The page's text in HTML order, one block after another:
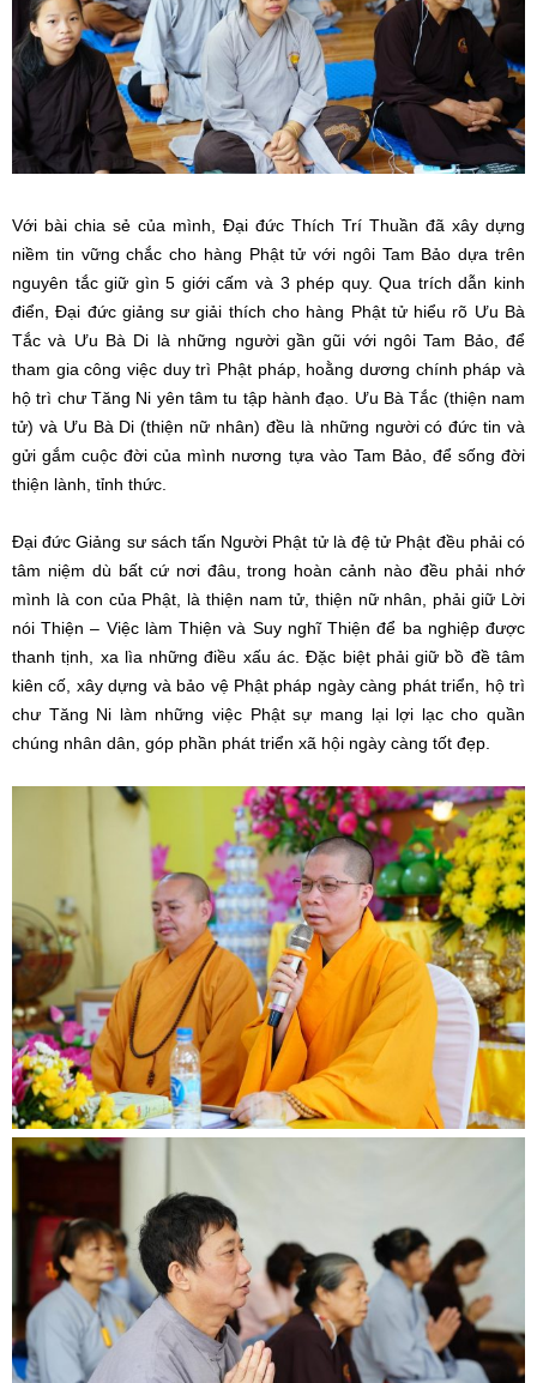
Với bài chia sẻ của mình, Đại đức Thích Trí Thuần đã xây dựng
niềm tin vững chắc cho hàng Phật tử với ngôi Tam Bảo dựa trên
nguyên tắc giữ gìn 5 giới cấm và 3 phép quy. Qua trích dẫn kinh
điển, Đại đức giảng sư giải thích cho hàng Phật tử hiểu rõ Ưu Bà
Tắc và Ưu Bà Di là những người gần gũi với ngôi Tam Bảo, để
tham gia công việc duy trì Phật pháp, hoằng dương chính pháp và
hộ trì chư Tăng Ni yên tâm tu tập hành đạo. Ưu Bà Tắc (thiện nam
tử) và Ưu Bà Di (thiện nữ nhân) đều là những người có đức tin và
gửi gắm cuộc đời của mình nương tựa vào Tam Bảo, để sống đời
thiện lành, tỉnh thức.
Đại đức Giảng sư sách tấn Người Phật tử là đệ tử Phật đều phải có
tâm niệm dù bất cứ nơi đâu, trong hoàn cảnh nào đều phải nhớ
mình là con của Phật, là thiện nam tử, thiện nữ nhân, phải giữ Lời
nói Thiện – Việc làm Thiện và Suy nghĩ Thiện để ba nghiệp được
thanh tịnh, xa lìa những điều xấu ác. Đặc biệt phải giữ bồ đề tâm
kiên cố, xây dựng và bảo vệ Phật pháp ngày càng phát triển, hộ trì
chư Tăng Ni làm những việc Phật sự mang lại lợi lạc cho quần
chúng nhân dân, góp phần phát triển xã hội ngày càng tốt đẹp.